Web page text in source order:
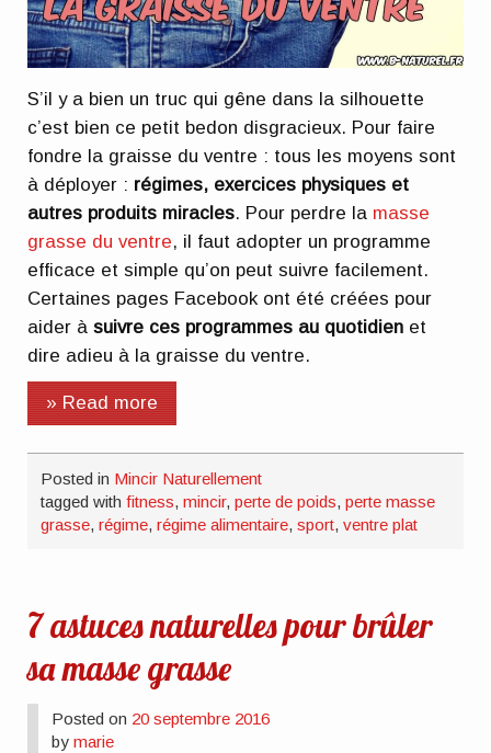
S’il y a bien un truc qui gêne dans la silhouette
c’est bien ce petit bedon disgracieux. Pour faire
fondre la graisse du ventre : tous les moyens sont
à déployer : régimes, exercices physiques et
autres produits miracles. Pour perdre la masse
grasse du ventre, il faut adopter un programme
efficace et simple qu’on peut suivre facilement.
Certaines pages Facebook ont été créées pour
aider àsuivre ces programmes au quotidien et
dire adieu à la graisse du ventre.
» Read more
Posted in Mincir Naturellement
tagged withfitness,mincir,perte de poids,perte masse
grasse,régime,régime alimentaire,sport,ventre plat
7 astuces naturelles pour brûler
sa masse grasse
Posted on 20 septembre 2016
bymarie